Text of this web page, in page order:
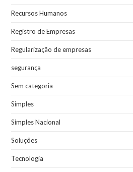
Recursos Humanos
Registro de Empresas
Regularização de empresas
segurança
Sem categoria
Simples
Simples Nacional
Soluções
Tecnologia